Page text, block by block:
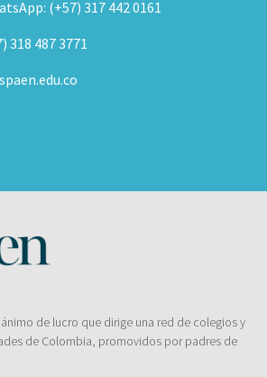
(+57) 317 442 0161
318 487 3771
de lucro que dirige una red de colegios y
de Colombia, promovidos por padres de